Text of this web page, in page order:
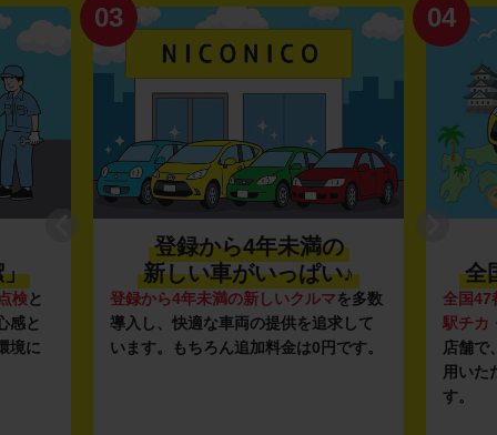
」
検と
感と
境に
03
登録から4年未満の
新しい車がいっぱい♪
登録から4年未満の新しいクルマを多数
導入し、快適な車両の提供を追求して
います。もちろん追加料金は0円です。
04
全
全国47
駅チカ
店舗で
用いた
す。